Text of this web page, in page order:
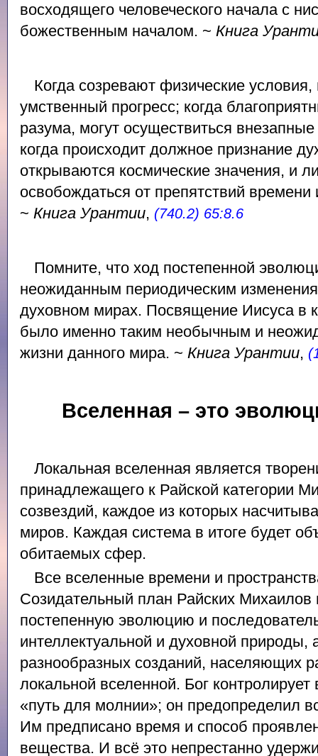
восходящего человеческого начала с
божественным началом. ~ Книга
Когда созревают физические
умственный прогресс; когда
разума, могут осуществиться
когда происходит должное признание
открываются космические значения, и
освобождаться от препятствий времени
~ Книга Урантии, (740.2) 65:8.6
Помните, что ход постепенной
неожиданным периодическим
духовном мирах. Посвящение Иисуса в
было именно таким необычным и
жизни данного мира. ~ Книга Урантии,
Вселенная – это
Локальная вселенная является
принадлежащего к Райской категории
созвездий, каждое из которых
миров. Каждая система в итоге будет
обитаемых сфер.
Все вселенные времени и
Созидательный план Райских Михаилов
постепенную эволюцию и
интеллектуальной и духовной природы,
разнообразных созданий, населяющих
локальной вселенной. Бог
«путь для молнии»; он предопределил
Им предписано время и способ
вещества. И всё это непрестанно